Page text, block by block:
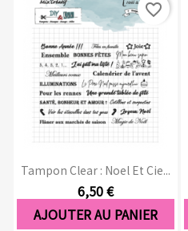
Tampon Clear : Noel Et Cie...
6,50 €
AJOUTER AU PANIER
favorite_border